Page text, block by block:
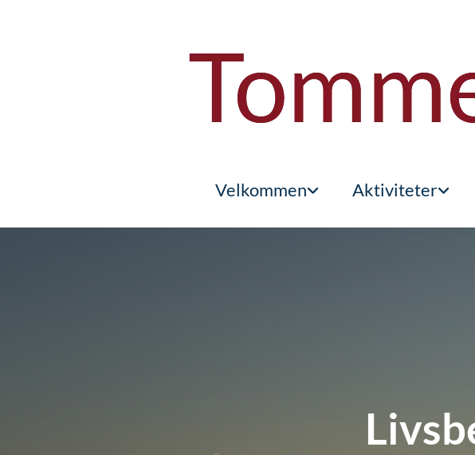
Velkommen Aktiviteter